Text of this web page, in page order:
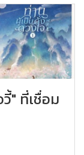
" ที่เชื่อม